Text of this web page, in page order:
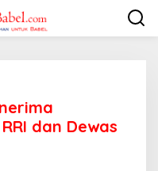
dan Dewas